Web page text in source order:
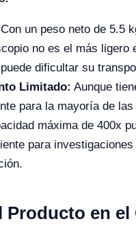
Con un peso neto de 5.5
no es el más ligero
dificultar su
Limitado: Aunque
para la mayoría de
máxima de 400x
para
Producto en el